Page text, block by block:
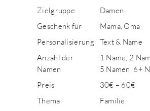
Zielgruppe
Damen
Geschenk für
Mama, Oma
Personalisierung
Text & Name
Anzahl der
Namen
1 Name, 2
5 Namen, 6+
Preis
30€ – 60€
Thema
Familie